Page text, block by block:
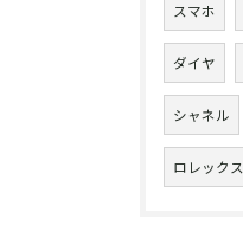
スマホ
ダイヤ
シャネル
ロレックス